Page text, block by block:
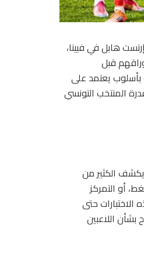
هابل في فيينا،
قبل
بأسلوب يعتمد على
المنتخب التونسي
يكشف الكثير من
أو التمركز
حتى
اللاعبين